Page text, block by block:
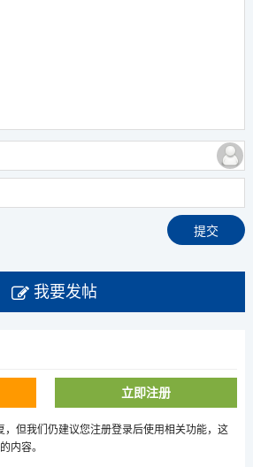
我要发帖
立即注册
，但我们仍建议您注册登录后使用相关功能，这
内容。